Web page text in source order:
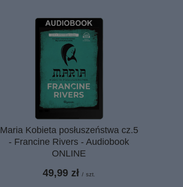
Maria Kobieta posłuszeństwa cz.5
- Francine Rivers - Audiobook
ONLINE
49,99 zł / szt.